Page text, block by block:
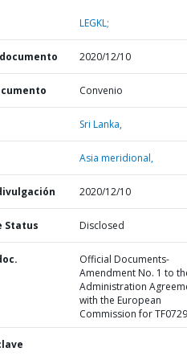
LEGKL;
2020/12/10
Convenio
Sri Lanka,
Asia meridional,
2020/12/10
Status Disclosed
Official Documents-
Amendment No. 1 to
Administration
with the European
Commission for